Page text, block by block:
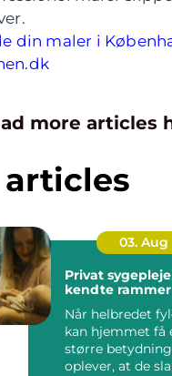
din maler i
more articles
articles
03. Aug
Privat sygepleje tryg pleje i
kendte rammer
Når helbredet
kan hjemmet få
større
oplever, at de